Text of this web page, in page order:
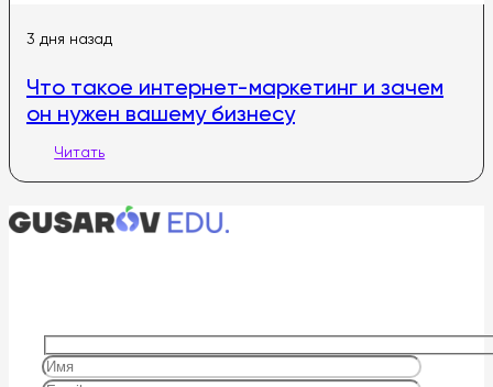
3 дня назад
Что такое интернет-маркетинг и зачем
он нужен вашему бизнесу
Читать